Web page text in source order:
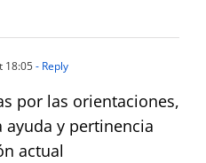
18:05- Reply
por las orientaciones,
ayuda y pertinencia
actual